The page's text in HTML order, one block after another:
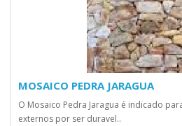
MOSAICO PEDRA JARAGUA
O Mosaico Pedra Jaragua é indicado
externos por ser duravel..